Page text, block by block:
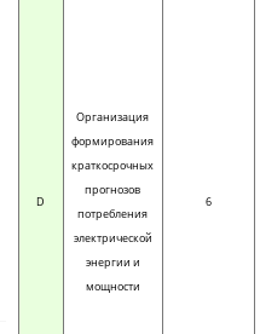
D
Организация
формирования
краткосрочных
прогнозов
потребления
электрической
энергии и
мощности
6